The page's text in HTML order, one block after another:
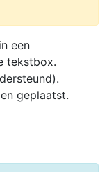
een
tekstbox.
geplaatst.